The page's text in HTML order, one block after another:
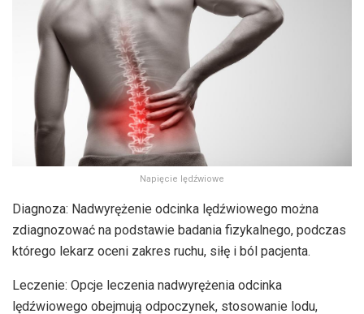
Napięcie lędźwiowe
Diagnoza: Nadwyrężenie odcinka lędźwiowego można
zdiagnozować na podstawie badania fizykalnego, podczas
którego lekarz oceni zakres ruchu, siłę i ból pacjenta.
Leczenie: Opcje leczenia nadwyrężenia odcinka
lędźwiowego obejmują odpoczynek, stosowanie lodu,